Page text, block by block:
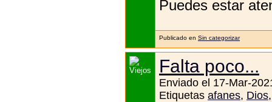
Puedes estar
Publicado en Sin categorizar
Falta poco...
Enviado el 17-Mar-
Etiquetas afanes, Dios